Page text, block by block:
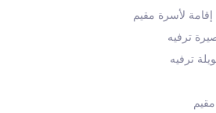
لأسرة مقيم
ترفيه
ترفيه